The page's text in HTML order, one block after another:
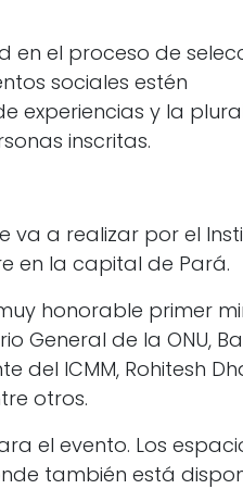
en el proceso de
sociales estén
experiencias y la
inscritas.
va a realizar por el
en la capital de Pará.
honorable primer
General de la ONU,
del ICMM, Rohitesh
otros.
el evento. Los
también está